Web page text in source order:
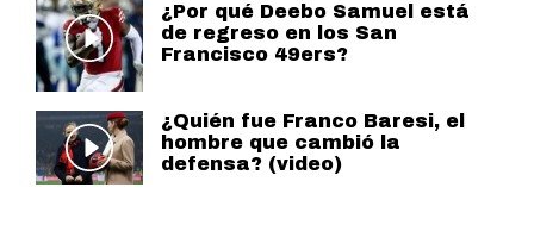
¿Por qué Deebo Samuel está
de regreso en los San
Francisco 49ers?
¿Quién fue Franco Baresi, el
hombre que cambió la
defensa? (video)